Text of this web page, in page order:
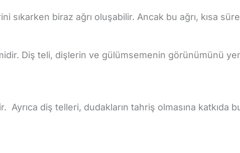
sıkarken biraz ağrı oluşabilir. Ancak bu ağrı, kısa
Diş teli, dişlerin ve gülümsemenin görünümünü
diş telleri, dudakların tahriş olmasına katkıda